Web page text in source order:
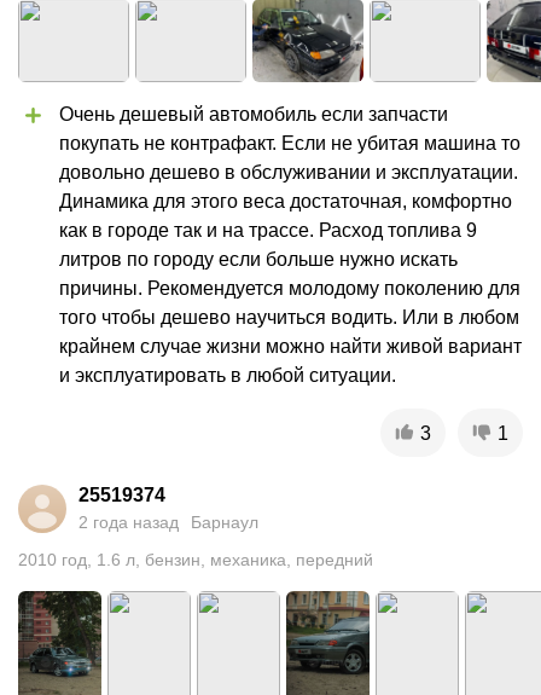
Очень дешевый автомобиль если запчасти
покупать не контрафакт. Если не убитая машина то
довольно дешево в обслуживании и эксплуатации.
Динамика для этого веса достаточная, комфортно
как в городе так и на трассе. Расход топлива 9
литров по городу если больше нужно искать
причины. Рекомендуется молодому поколению для
того чтобы дешево научиться водить. Или в любом
крайнем случае жизни можно найти живой вариант
и эксплуатировать в любой ситуации.
3 1
25519374
2 года назад
Барнаул
2010 год 1.6 л бензин механика передний